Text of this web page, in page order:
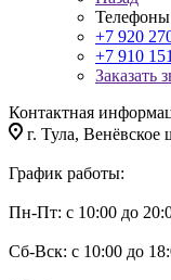
Телефоны
+7 920
+7 910
Заказать
Контактная
г. Тула, Венёвское
График работы:
Пн-Пт: с 10:00 до
Сб-Вск: с 10:00 до